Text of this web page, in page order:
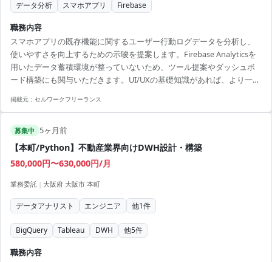
データ分析 スマホアプリ Firebase
職務内容
スマホアプリの既存機能に関するユーザー行動ログデータを分析し、
使いやすさを向上するための示唆を提案します。Firebase Analyticsを
用いたデータ蓄積環境が整っていないため、ツール提案やダッシュボ
ード構築にも関与いただきます。UI/UXの基礎知識があれば、より一層
方が可能です。 ・データ分析スキルを活かして成長できるプロジェク
ります。 ・UI/UXの知識を活かして、プロジェクトに価値を追加。 ・
長期的なプロジェクトで安定的な参画が可能です。
掲載元： セルワークフリーランス
募集中 5ヶ月前
【本町/Python】不動産業界向けDWH設計・構築
580,000円〜630,000円/月
業務委託 | 大阪府 大阪市 本町
データアナリスト エンジニア 他1件
BigQuery Tableau DWH 他5件
職務内容